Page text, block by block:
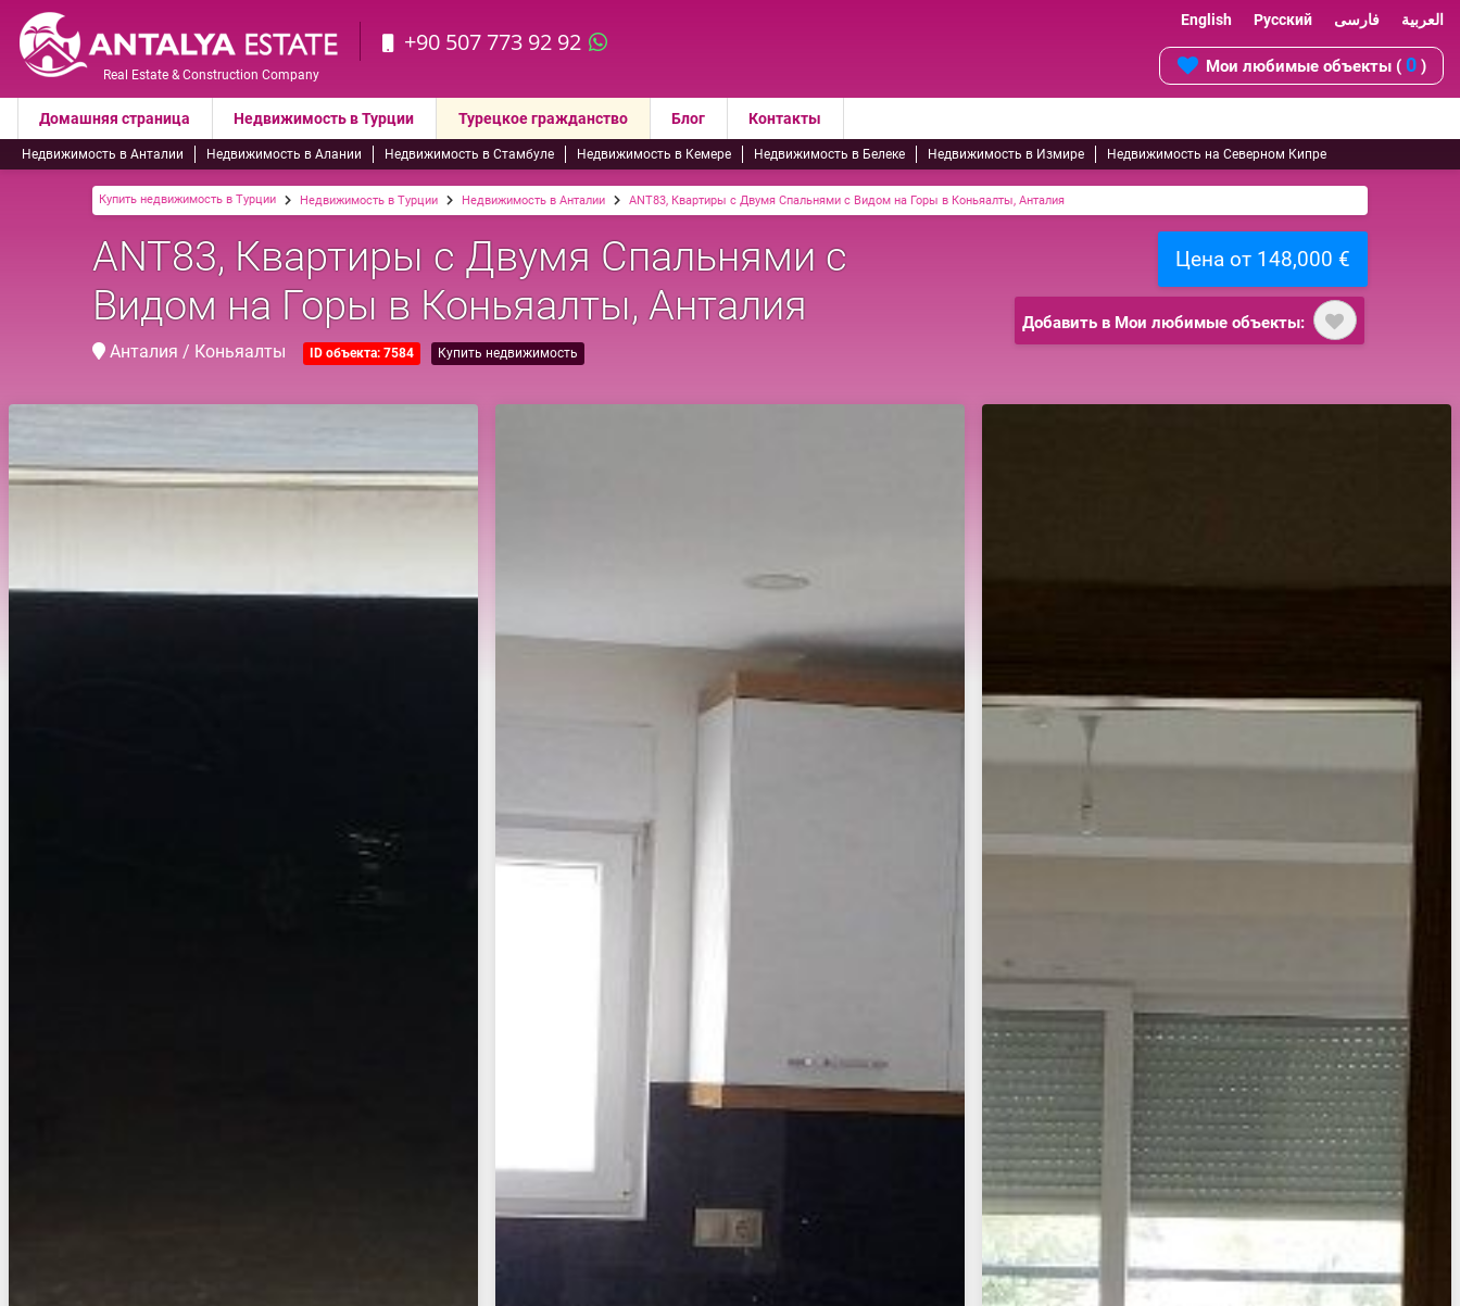
Real Estate & Construction Company
+90 507 773 92 92
English Русский فارسی العربية
Мои любимые объекты ( 0 )
Домашняя страница Недвижимость в Турции Турецкое гражданство Блог Контакты
Недвижимость в Анталии Недвижимость в Алании Недвижимость в Стамбуле Недвижимость в Кемере Недвижимость в Белеке Недвижимость в Измире Недвижимость на Северном Кипре
Купить недвижимость в Турции Недвижимость в Турции Недвижимость в Анталии ANT83, Квартиры с Двумя Спальнями с Видом на Горы в Коньяалты, Анталия
ANT83, Квартиры с Двумя Спальнями с
Видом на Горы в Коньяалты, Анталия
Анталия / Коньяалты ID объекта: 7584 Купить недвижимость
Цена от 148,000 €
Добавить в Мои любимые объекты: